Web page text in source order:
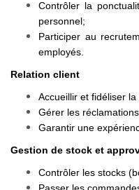
Contrôler la
personnel;
Participer au
employés.
Relation client
Accueillir et fidéliser la
Gérer les
Garantir une
Gestion de stock et
Contrôler les stocks